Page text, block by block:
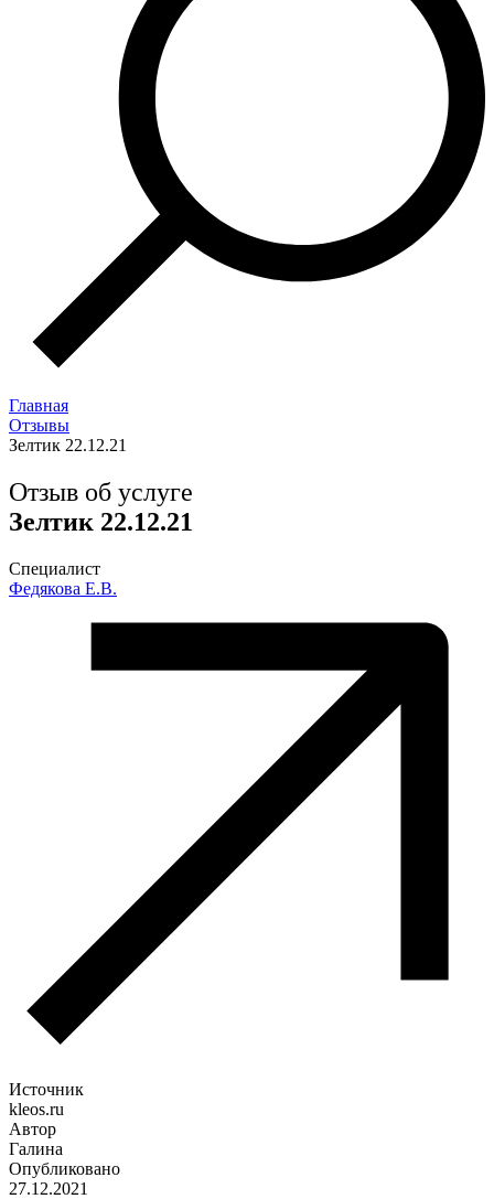
Главная
Отзывы
Зелтик 22.12.21
Отзыв об услуге
Зелтик 22.12.21
Специалист
Федякова Е.В.
Источник
kleos.ru
Автор
Галина
Опубликовано
27.12.2021